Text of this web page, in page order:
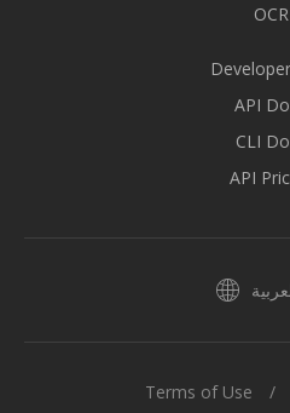
OCR
API
CLI
API
Terms of Use